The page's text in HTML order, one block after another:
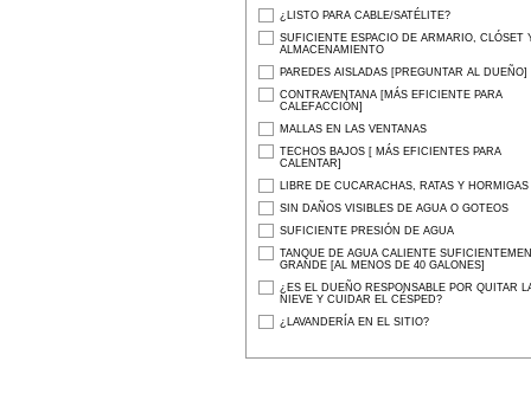
¿LISTO PARA CABLE/SATÉLITE?
SUFICIENTE ESPACIO DE ARMARIO, CLÓSET
ALMACENAMIENTO
PAREDES AISLADAS [PREGUNTAR AL DUEÑO]
CONTRAVENTANA [MÁS EFICIENTE PARA
CALEFACCIÓN]
MALLAS EN LAS VENTANAS
TECHOS BAJOS [ MÁS EFICIENTES PARA
CALENTAR]
LIBRE DE CUCARACHAS, RATAS Y HORMIGAS
SIN DAÑOS VISIBLES DE AGUA O GOTEOS
SUFICIENTE PRESIÓN DE AGUA
TANQUE DE AGUA CALIENTE
GRANDE [AL MENOS DE 40 GALONES]
¿ES EL DUEÑO RESPONSABLE POR QUITAR
NIEVE Y CUIDAR EL CÉSPED?
¿LAVANDERÍA EN EL SITIO?